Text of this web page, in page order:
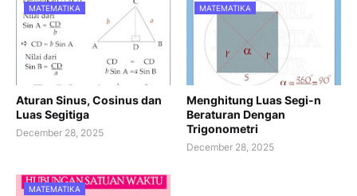
MATEMATIKA
Aturan Sinus, Cosinus dan
Luas Segitiga
December 28, 2025
MATEMATIKA
Menghitung Luas Segi-n
Beraturan Dengan
Trigonometri
December 28, 2025
MATEMATIKA